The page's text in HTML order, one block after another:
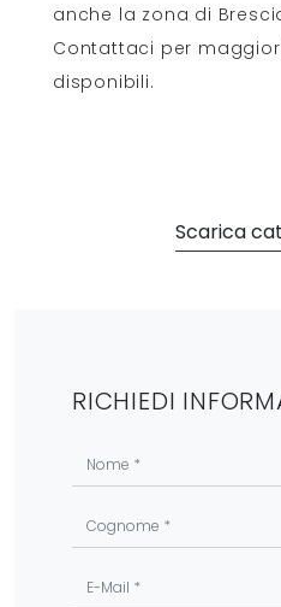
anche la zona di
Contattaci per
disponibili.
Scarica
RICHIEDI